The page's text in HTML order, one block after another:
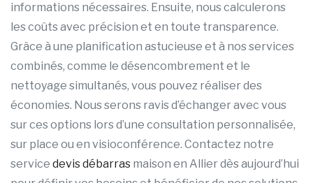
informations nécessaires. Ensuite, nous calculerons
les coûts avec précision et en toute transparence.
Grâce à une planification astucieuse et à nos services
combinés, comme le désencombrement et le
nettoyage simultanés, vous pouvez réaliser des
économies. Nous serons ravis d’échanger avec vous
sur ces options lors d’une consultation personnalisée,
sur place ou en visioconférence. Contactez notre
service devis débarras maison en Allier dès aujourd’hui